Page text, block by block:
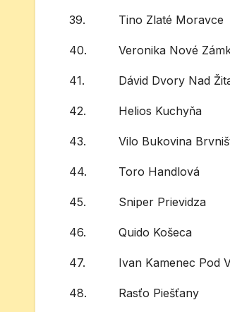
39. Tino Zlaté Moravce
40. Veronika Nové
41. Dávid Dvory Nad
42. Helios Kuchyňa
43. Vilo Bukovina
44. Toro Handlová
45. Sniper Prievidza
46. Quido Košeca
47. Ivan Kamenec Pod
48. Rasťo Piešťany